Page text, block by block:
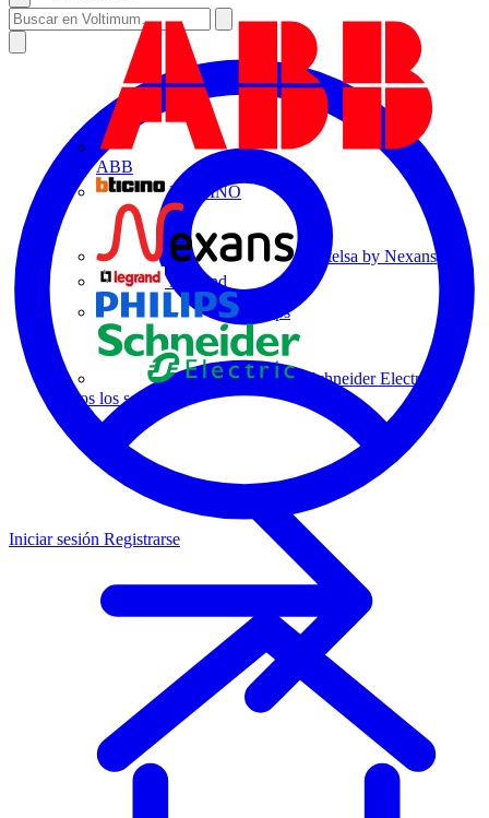
ABB
BTICINO
Centelsa by Nexans
Legrand
Philips
Schneider Electric
Todos los socios
Iniciar sesión Registrarse